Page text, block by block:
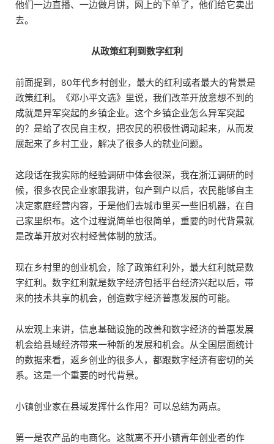
他们一边直播、一边做月饼，网上的下单了，他们给它卖出
去。
从政策红利到数字红利
前面提到，80年代乡村创业，最大的红利或者最大的背景是
政策红利。《邓小平文选》里说，我们改革开放意想不到的
成就是异军突起的乡镇企业。这个乡镇企业怎么异军突起
的？是给了农民自主权，把农民的积极性调动起来，从而发
展起来了乡村工业，解决了很多人的就业问题。
这段话在我实际的经验调研中体会很深，我在浙江调研的时
候，很多农民企业家跟我讲，包产到户以后，农民能够自主
决定家庭经营内容，于是他们去城市里买一些旧机器，在自
己家里织布。这个过程说简单也很简单，重要的时代背景就
是改革开放对农村经营体制的放活。
现在乡村里的创业机会，除了政策红利外，最大红利就是数
字红利。数字红利就是数字经济包括平台经济兴起以后，带
来的技术共享的机会，创造数字经济普惠发展的可能。
从宏观上来讲，信息基础设施的改善和数字经济的普惠发展
机会给县域经济带来一种新的发展和机会。从全国层面统计
的数据来看，返乡创业的很多人，都跟数字经济有密切的关
系。这是一个重要的时代背景。
小镇创业家在县域发挥什么作用？可以总结为两点。
第一是农产品的电商化。这就离不开小镇青年创业者的作